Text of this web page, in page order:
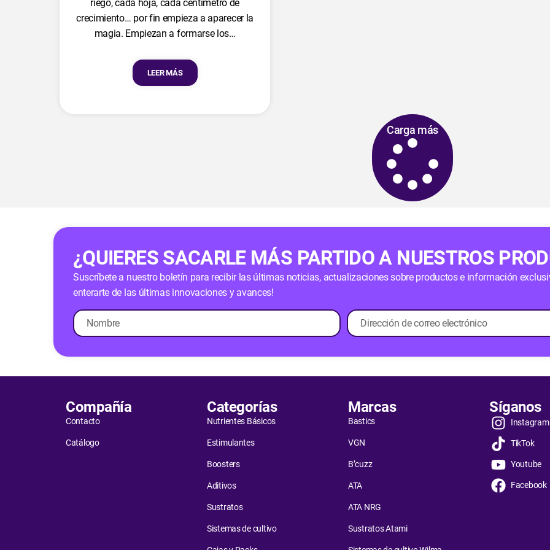
riego, cada hoja, cada centímetro de
crecimiento… por fin empieza a aparecer la
magia. Empiezan a formarse los…
LEER MÁS
Carga más
¿QUIERES SACARLE MÁS PARTIDO A NUESTROS
Suscríbete a nuestro boletín para recibir las últimas noticias, actualizaciones sobre productos e información
enterarte de las últimas innovaciones y avances!
Compañía
Contacto
Catálogo
Categorías
Nutrientes Básicos
Estimulantes
Boosters
Aditivos
Sustratos
Sistemas de cultivo
Marcas
Bastics
VGN
B’cuzz
ATA
ATA NRG
Sustratos Atami
Síganos
Instagram
TikTok
Youtube
Facebook